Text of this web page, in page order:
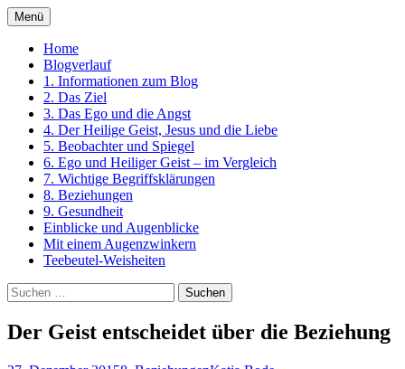
Zum
Inhalt
springen
Ein Kurs in Wundern
Menü
Home
Blogverlauf
1. Informationen zum Blog
2. Das Ziel
3. Das Ego und die Angst
4. Der Heilige Geist, Jesus und die Liebe
5. Beobachter und Spiegel
6. Ego und Heiliger Geist – im Vergleich
7. Wichtige Begriffsklärungen
8. Beziehungen
9. Gesundheit
Einblicke und Augenblicke
Mit einem Augenzwinkern
Teebeutel-Weisheiten
Suchen
nach:
Der Geist entscheidet über die Beziehung